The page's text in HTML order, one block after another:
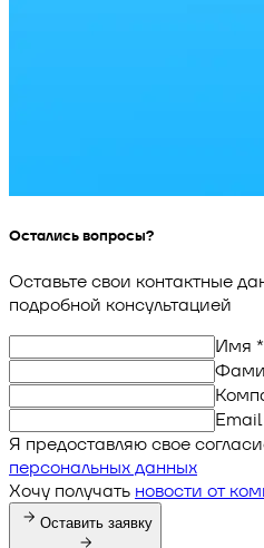
Остались вопросы?
Оставьте свои контактные
подробной консультацией
Имя *
Email
Я предоставляю свое
персональных данных
Хочу получать новости от
Оставить заявку